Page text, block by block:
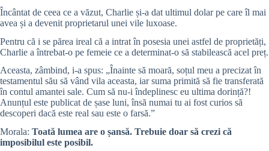
Încântat de ceea ce a văzut, Charlie și-a dat ultimul dolar pe care îl mai
avea și a devenit proprietarul unei vile luxoase.
Pentru că i se părea ireal că a intrat în posesia unei astfel de proprietăți,
Charlie a întrebat-o pe femeie ce a determinat-o să stabilească acel preț.
Aceasta, zâmbind, i-a spus: „Înainte să moară, soțul meu a precizat în
testamentul său să vând vila aceasta, iar suma primită să fie transferată
în contul amantei sale. Cum să nu-i îndeplinesc eu ultima dorință?!
Anunțul este publicat de șase luni, însă numai tu ai fost curios să
descoperi dacă este real sau este o farsă.”
Morala: Toată lumea are o șansă. Trebuie doar să crezi că
imposibilul este posibil.